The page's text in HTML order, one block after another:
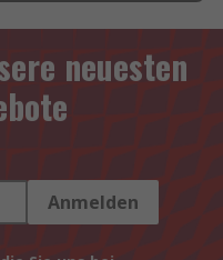
neuesten
Anmelden